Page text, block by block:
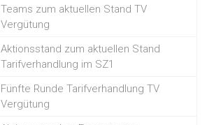
Teams zum aktuellen Stand TV
Vergütung
Aktionsstand zum aktuellen Stand
Tarifverhandlung im SZ1
Fünfte Runde Tarifverhandlung TV
Vergütung